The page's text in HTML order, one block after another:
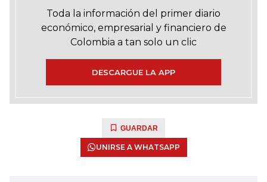
Toda la información del primer diario
económico, empresarial y financiero de
Colombia a tan solo un clic
DESCARGUE LA APP
GUARDAR
UNIRSE A WHATSAPP